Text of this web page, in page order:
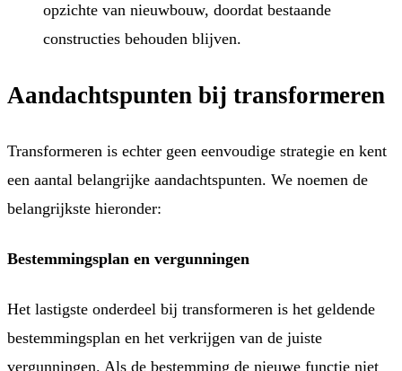
opzichte van nieuwbouw, doordat bestaande
constructies behouden blijven.
Aandachtspunten bij transformeren
Transformeren is echter geen eenvoudige strategie en kent
een aantal belangrijke aandachtspunten. We noemen de
belangrijkste hieronder:
Bestemmingsplan en vergunningen
Het lastigste onderdeel bij transformeren is het geldende
bestemmingsplan en het verkrijgen van de juiste
vergunningen. Als de bestemming de nieuwe functie niet